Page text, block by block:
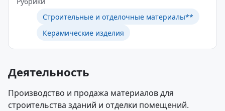
Строительные и отделочные материалы**
Керамические изделия
Деятельность
Производство и продажа материалов для
строительства зданий и отделки помещений.